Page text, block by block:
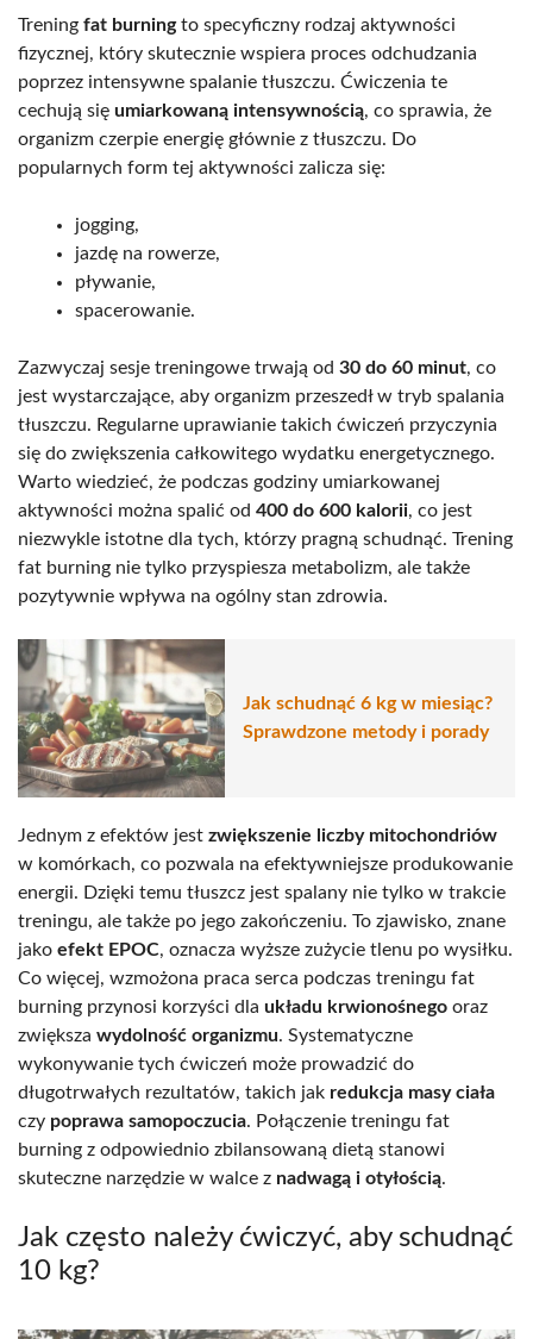
Trening fat burningto specyficzny rodzaj aktywności
fizycznej, który skutecznie wspiera proces odchudzania
poprzez intensywne spalanie tłuszczu. Ćwiczenia te
cechują się umiarkowaną intensywnością, co sprawia, że
organizm czerpie energię głównie z tłuszczu. Do
popularnych form tej aktywności zalicza się:
jogging,
jazdę na rowerze,
pływanie,
spacerowanie.
Zazwyczaj sesje treningowe trwają od 30 do 60 minut, co
jest wystarczające, aby organizm przeszedł w tryb spalania
tłuszczu. Regularne uprawianie takich ćwiczeń przyczynia
się do zwiększenia całkowitego wydatku energetycznego.
Warto wiedzieć, że podczas godziny umiarkowanej
aktywności można spalić od 400 do 600 kalorii, co jest
niezwykle istotne dla tych, którzy pragną schudnąć. Trening
fat burning nie tylko przyspiesza metabolizm, ale także
pozytywnie wpływa na ogólny stan zdrowia.
Jak schudnąć 6 kg w miesiąc?
Sprawdzone metody i porady
Jednym z efektów jest zwiększenie liczby mitochondriów
w komórkach, co pozwala na efektywniejsze produkowanie
energii. Dzięki temu tłuszcz jest spalany nie tylko w trakcie
treningu, ale także po jego zakończeniu. To zjawisko, znane
jako efekt EPOC, oznacza wyższe zużycie tlenu po wysiłku.
Co więcej, wzmożona praca serca podczas treningu fat
burning przynosi korzyści dla układu krwionośnego oraz
zwiększa wydolność organizmu. Systematyczne
wykonywanie tych ćwiczeń może prowadzić do
długotrwałych rezultatów, takich jak redukcja masy ciała
czy poprawa samopoczucia. Połączenie treningu fat
burning z odpowiednio zbilansowaną dietą stanowi
skuteczne narzędzie w walce z nadwagą i otyłością.
Jak często należy ćwiczyć, aby schudnąć
10 kg?